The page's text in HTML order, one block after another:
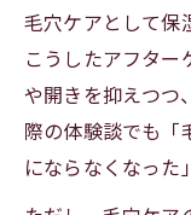
毛穴ケアとして保
こうしたアフター
や開きを抑えつつ
際の体験談でも「
にならなくなった